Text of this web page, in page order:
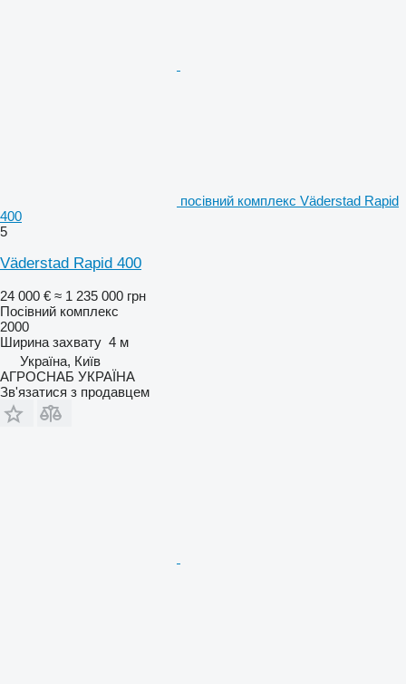
посівний комплекс Väderstad Rapid
400
5
Väderstad Rapid 400
24 000 € ≈ 1 235 000 грн
Посівний комплекс
2000
Ширина захвату 4 м
Україна, Київ
АГРОСНАБ УКРАЇНА
Зв'язатися з продавцем